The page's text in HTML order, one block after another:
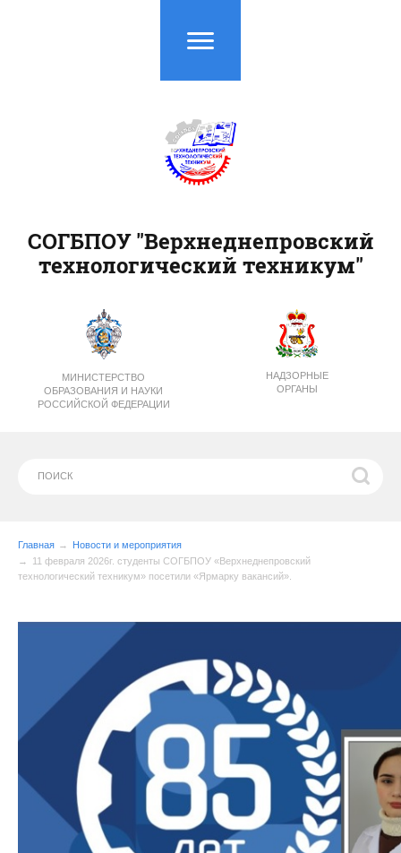
МИНИСТЕРСТВО
ОБРАЗОВАНИЯ И НАУКИ
РОССИЙСКОЙ ФЕДЕРАЦИИ
НАДЗОРНЫЕ
ОРГАНЫ
СОГБПОУ "Верхнеднепровский
технологический техникум"
Главная
Новости и мероприятия
11 февраля 2026г. студенты СОГБПОУ «Верхнеднепровский
технологический техникум» посетили «Ярмарку вакансий».